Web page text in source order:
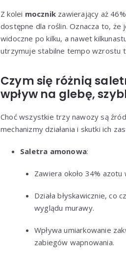
Z kolei mocznik zawierający aż
dostępne dla roślin. Oznacza to, że
widoczne po kilku, a nawet
utrzymuje stabilne tempo wzrostu
Czym się różnią
wpływ na glebę,
Choć wszystkie trzy nawozy są
mechanizmy działania i skutki ich
Saletra amonowa:
Zawiera około 34%
Działa błyskawicznie, co
wyglądu murawy.
Wpływa umiarkowanie
zabiegów wapnowania.